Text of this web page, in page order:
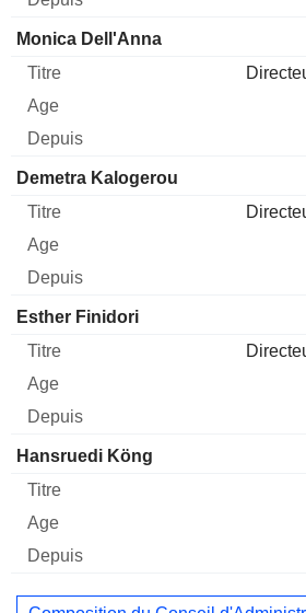
Monica Dell'Anna
Demetra Kalogerou
Esther Finidori
Hansruedi Köng